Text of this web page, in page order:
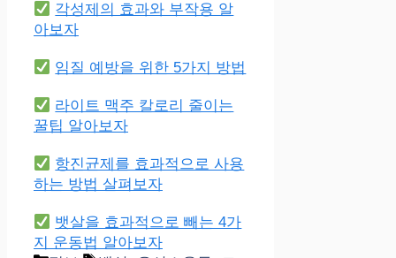
각성제의 효과와 부작용 알
아보자
임질 예방을 위한 5가지 방법
라이트 맥주 칼로리 줄이는
꿀팁 알아보자
항진균제를 효과적으로 사용
하는 방법 살펴보자
뱃살을 효과적으로 빼는 4가
지 운동법 알아보자